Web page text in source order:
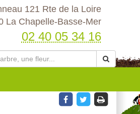
121 Rte de la Loire
La Chapelle-Basse-Mer
02 40 05 34 16